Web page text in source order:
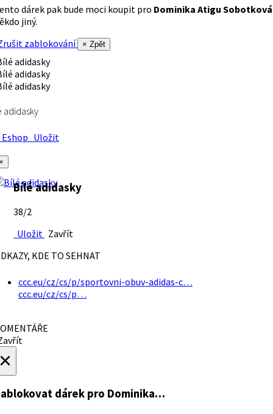
dárek pak bude moci koupit pro Dominika Atigu Sobotková
jiný.
zablokování
× Zpět
adidasky
Uložit
Bílé adidasky
38/2
Uložit Zavřít
KDE TO SEHNAT
ccc.eu/cz/cs/p/sportovni-obuv-adidas-c…
ccc.eu/cz/cs/p…
dárek pro Dominika…